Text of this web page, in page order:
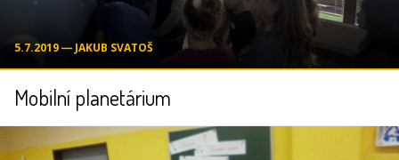
5.7.2019 ― JAKUB SVATOŠ
Mobilní planetárium